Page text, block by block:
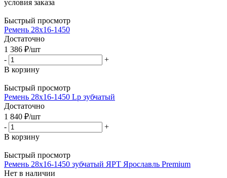
условия заказа
Быстрый просмотр
Ремень 28х16-1450
Достаточно
1 386 ₽/шт
-
+
В корзину
Быстрый просмотр
Ремень 28х16-1450 Lp зубчатый
Достаточно
1 840 ₽/шт
-
+
В корзину
Быстрый просмотр
Ремень 28х16-1450 зубчатый ЯРТ Ярославль Premium
Нет в наличии